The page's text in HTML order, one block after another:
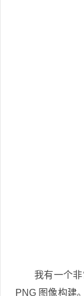
我有一个
PNG 图像构建